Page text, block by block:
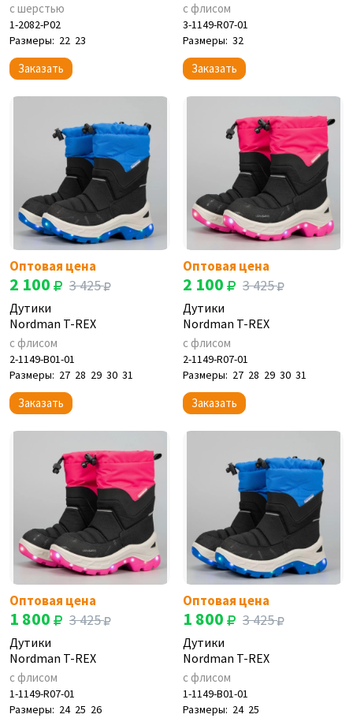
с шерстью
1-2082-P02
Размеры: 22 23
Заказать
с флисом
3-1149-R07-01
Размеры: 32
Заказать
Оптовая цена
2 100 3 425
Дутики
Nordman T-REX
с флисом
2-1149-B01-01
Размеры: 27 28 29 30 31
Заказать
Оптовая цена
2 100 3 425
Дутики
Nordman T-REX
с флисом
2-1149-R07-01
Размеры: 27 28 29 30 31
Заказать
Оптовая цена
1 800 3 425
Дутики
Nordman T-REX
с флисом
1-1149-R07-01
Размеры: 24 25 26
Оптовая цена
1 800 3 425
Дутики
Nordman T-REX
с флисом
1-1149-B01-01
Размеры: 24 25